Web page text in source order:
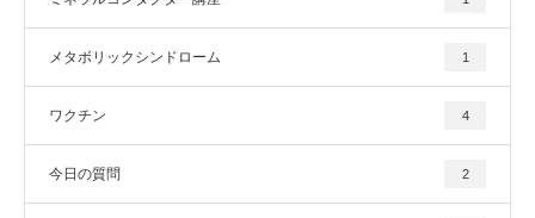
メタボリックシンドローム 1
ワクチン 4
今日の質問 2